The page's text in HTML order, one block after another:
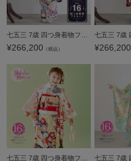
¥266,200 （税込） ¥266,200